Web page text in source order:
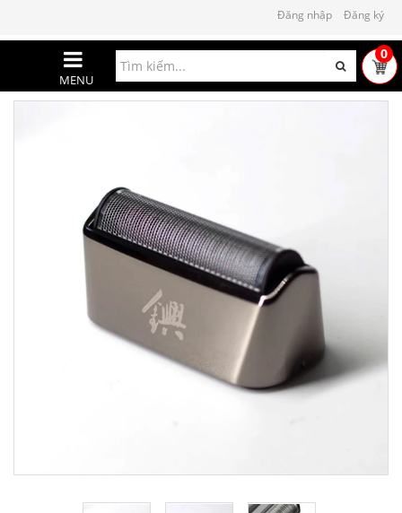
Đăng nhập Đăng ký
MENU
0